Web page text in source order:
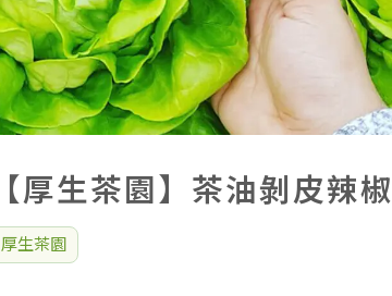
【厚生茶園】茶油剝皮辣椒
厚生茶園